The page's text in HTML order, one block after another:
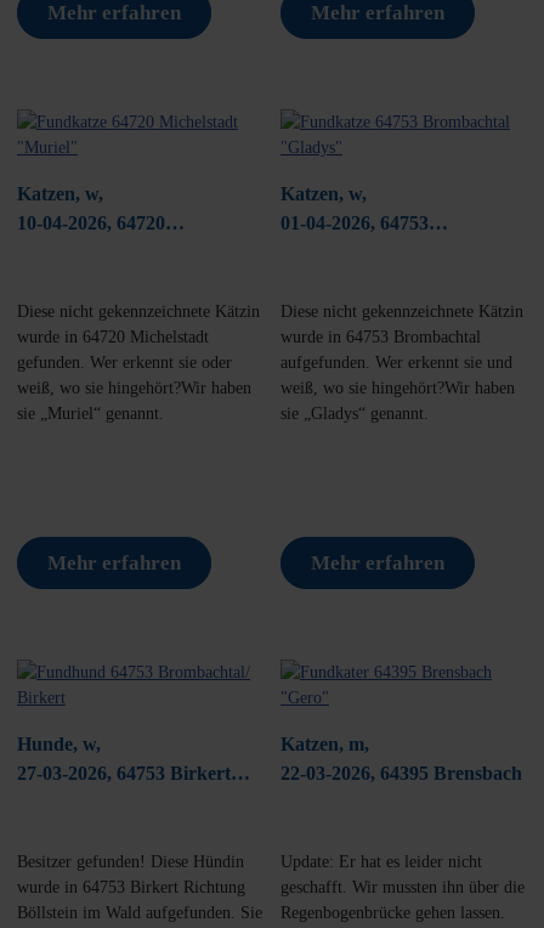
Mehr erfahren Mehr erfahren
Katzen, w,
10-04-2026, 64720
Diese nicht gekennzeichnete Kätzin
wurde in 64720 Michelstadt
gefunden. Wer erkennt sie oder
weiß, wo sie hingehört?Wir haben
sie „Muriel“ genannt.
Mehr erfahren
Katzen, w,
01-04-2026, 64753
Diese nicht gekennzeichnete Kätzin
wurde in 64753 Brombachtal
aufgefunden. Wer erkennt sie und
weiß, wo sie hingehört?Wir haben
sie „Gladys“ genannt.
Mehr erfahren
Hunde, w,
27-03-2026, 64753 Birkert
Besitzer gefunden! Diese Hündin
wurde in 64753 Birkert Richtung
Böllstein im Wald aufgefunden. Sie
Katzen, m,
22-03-2026, 64395 Brensbach
Update: Er hat es leider nicht
geschafft. Wir mussten ihn über die
Regenbogenbrücke gehen lassen.